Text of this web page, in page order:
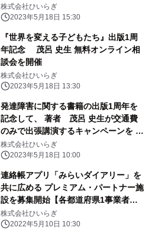
籍プレゼント
株式会社ひいらぎ
2023年5月18日 15:30
『世界を変える子どもたち』出版1周
年記念 茂呂 史生 無料オンライン相
談会を開催
株式会社ひいらぎ
2023年5月18日 13:30
発達障害に関する書籍の出版1周年を
記念して、 著者 茂呂 史生が交通費
のみで出張講演するキャンペーンを 5
月18日より実施
株式会社ひいらぎ
2023年5月18日 10:00
連絡帳アプリ「みらいダイアリー」を
共に広める プレミアム・パートナー施
設を募集開始【各都道府県1事業者限
定】
株式会社ひいらぎ
2022年5月10日 10:30